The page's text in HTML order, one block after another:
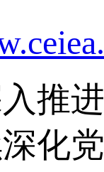
进
化